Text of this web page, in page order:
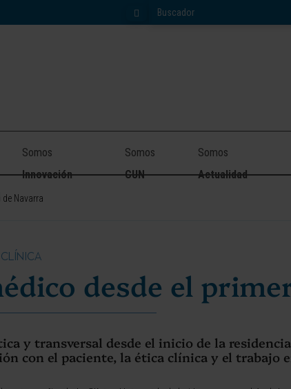
Somos
Innovación
Somos
CUN
Somos
Actualidad
Navarra
desde el
y transversal desde el inicio de la
con el paciente, la ética clínica y el trabajo